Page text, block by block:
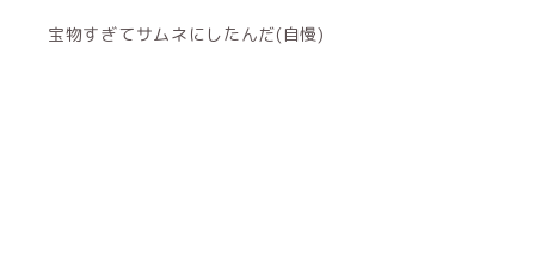
宝物すぎてサムネにしたんだ(自慢)